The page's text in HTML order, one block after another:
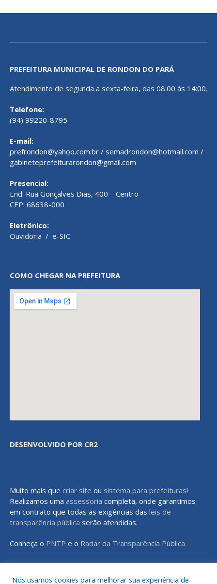
PREFEITURA MUNICIPAL DE RONDON DO PARÁ
Atendimento de segunda a sexta-feira, das 08:00 às 14:00.
Telefone:
(94) 99220-8795
E-mail:
prefrondon@yahoo.com.br / semadrondon@hotmail.com /
gabineteprefeiturarondon@gmail.com
Presencial:
End: Rua Gonçalves Dias, 400 – Centro
CEP: 68638-000
Eletrônico:
Ouvidoria / e-SIC
COMO CHEGAR NA PREFEITURA
DESENVOLVIDO POR CR2
Muito mais que criar site ou sistema para prefeituras!
Realizamos uma assessoria completa, onde garantimos
em contrato que todas as exigências das leis de
transparência pública serão atendidas.
Conheça o PNTP e o Radar da Transparência Pública
Nós usamos cookies para melhorar sua experiência de